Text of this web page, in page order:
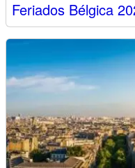
Feriados Bélgica